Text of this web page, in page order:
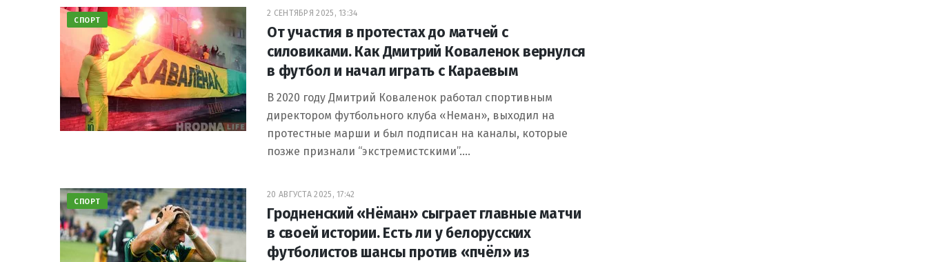
СПОРТ
2 СЕНТЯБРЯ 2025, 13:34
От участия в протестах до матчей с
силовиками. Как Дмитрий Коваленок вернулся
в футбол и начал играть с Караевым
В 2020 году Дмитрий Коваленок работал спортивным
директором футбольного клуба «Неман», выходил на
протестные марши и был подписан на каналы, которые
позже признали “экстремистскими”.…
СПОРТ
20 АВГУСТА 2025, 17:42
Гродненский «Нёман» сыграет главные матчи
в своей истории. Есть ли у белорусских
футболистов шансы против «пчёл» из